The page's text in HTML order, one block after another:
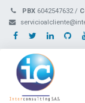
PBX 6042547632 /